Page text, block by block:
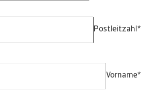
Postleitzahl*
Vorname*